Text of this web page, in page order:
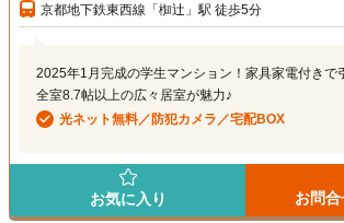
京都地下鉄東西線「椥辻」駅 徒歩5分
2025年1月完成の学生マンション！家具家電付き
全室8.7帖以上の広々居室が魅力♪
光ネット無料／防犯カメラ／宅配BOX
お気に入り お問